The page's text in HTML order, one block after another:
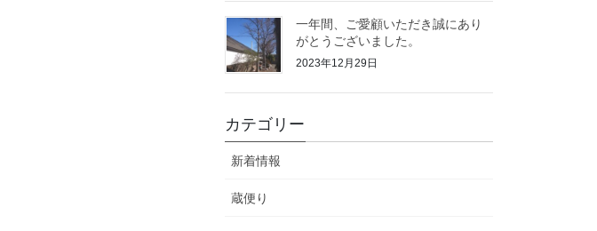
一年間、ご愛顧いただき誠にあり
がとうございました。
2023年12月29日
カテゴリー
新着情報
蔵便り